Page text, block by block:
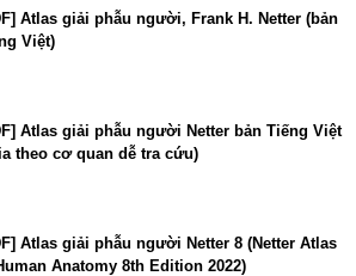
Atlas giải phẫu người, Frank H. Netter (bản
Việt)
Atlas giải phẫu người Netter bản Tiếng Việt
theo cơ quan dễ tra cứu)
Atlas giải phẫu người Netter 8 (Netter Atlas
Anatomy 8th Edition 2022)